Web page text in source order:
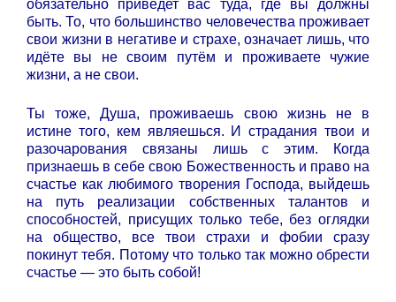
обязательно приведет вас туда, где вы должны
быть. То, что большинство человечества проживает
свои жизни в негативе и страхе, означает лишь, что
идёте вы не своим путём и проживаете чужие
жизни, а не свои.
Ты тоже, Душа, проживаешь свою жизнь не в
истине того, кем являешься. И страдания твои и
разочарования связаны лишь с этим. Когда
признаешь в себе свою Божественность и право на
счастье как любимого творения Господа, выйдешь
на путь реализации собственных талантов и
способностей, присущих только тебе, без оглядки
на общество, все твои страхи и фобии сразу
покинут тебя. Потому что только так можно обрести
счастье — это быть собой!